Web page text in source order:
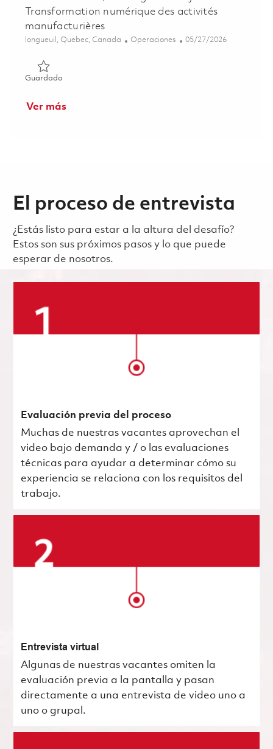
Transformation numérique des activités
manufacturières
Ubicación
longueuil, Quebec, Canada Categoría
Operaciones Posted Date
05/27/2026
GuardadoGuardado Project Manager - Digital Manufacturing
Ver más
El proceso de entrevista
¿Estás listo para estar a la altura del desafío?
Estos son sus próximos pasos y lo que puede
esperar de nosotros.
Evaluación previa del proceso
Muchas de nuestras vacantes aprovechan el
video bajo demanda y / o las evaluaciones
técnicas para ayudar a determinar cómo su
experiencia se relaciona con los requisitos del
trabajo.
Entrevista virtual
Algunas de nuestras vacantes omiten la
evaluación previa a la pantalla y pasan
directamente a una entrevista de video uno a
uno o grupal.